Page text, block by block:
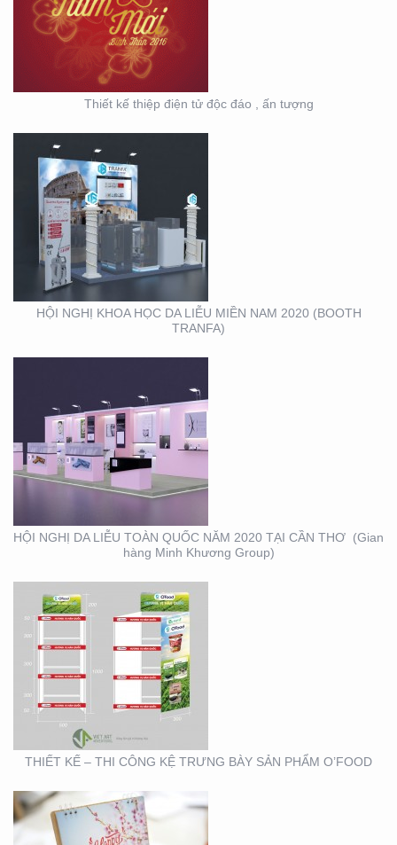
Thiết kế thiệp điện tử độc đáo , ấn tượng
DA LIỄU MIỀN NAM 2020
(BOOTH TRANFA)
HỘI NGHỊ KHOA HỌC DA LIỄU MIỀN NAM 2020 (BOOTH
TRANFA)
HỘI NGHỊ DA LIỄU
TOÀN QUỐC NĂM 2020
TẠI CẦN THƠ (GIAN
HÀNG MINH KHƯƠNG
GROUP)
HỘI NGHỊ DA LIỄU TOÀN QUỐC NĂM 2020 TẠI CẦN THƠ (Gian
hàng Minh Khương Group)
THIẾT KẾ – THI CÔNG
KỆ TRƯNG BÀY SẢN
PHẨM O’FOOD
THIẾT KẾ – THI CÔNG KỆ TRƯNG BÀY SẢN PHẨM O’FOOD
THIẾT KẾ SẢN XUẤT
LỊCH TẾT KIM PHONG